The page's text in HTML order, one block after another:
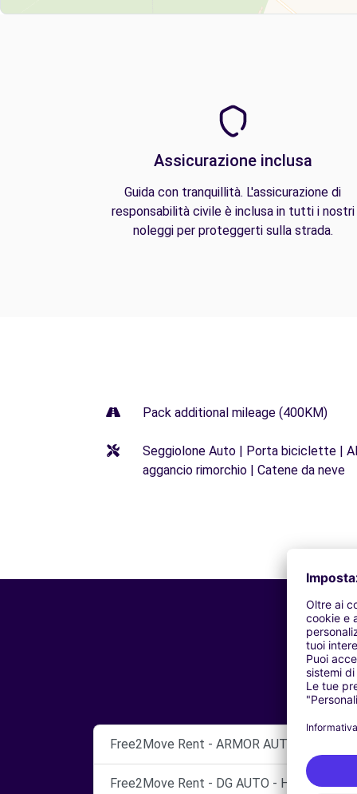
Assicurazione inclusa
Guida con tranquillità. L'assicurazione di
responsabilità civile è inclusa in tutti i nostri
noleggi per proteggerti sulla strada.
Pack additional mileage (400KM)
Seggiolone Auto | Porta biciclette |
aggancio rimorchio | Catene da neve
Free2Move Rent - ARMOR AUTO -
Free2Move Rent - DG AUTO - HILLION (C)